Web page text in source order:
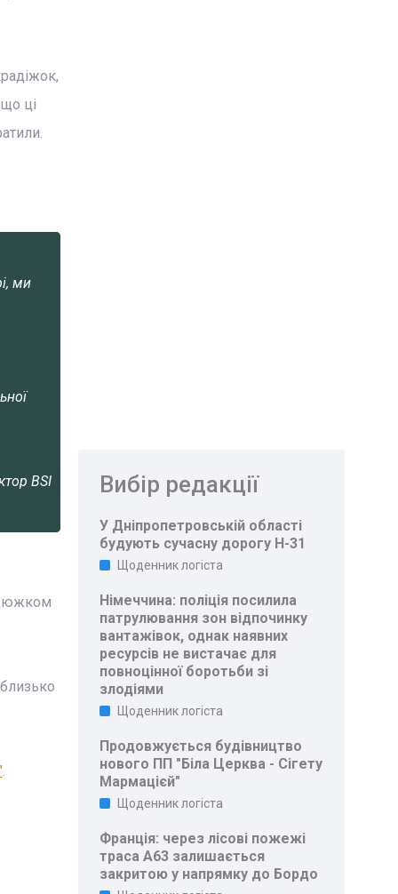
ці
ми
BSI
.
Вибір редакції
У Дніпропетровській області
будують сучасну дорогу Н-31
Щоденник логіста
Німеччина: поліція посилила
патрулювання зон відпочинку
вантажівок, однак наявних
ресурсів не вистачає для
повноцінної боротьби зі
злодіями
Щоденник логіста
Продовжується будівництво
нового ПП "Біла Церква - Сігету
Мармацієй"
Щоденник логіста
Франція: через лісові пожежі
траса A63 залишається
закритою у напрямку до Бордо